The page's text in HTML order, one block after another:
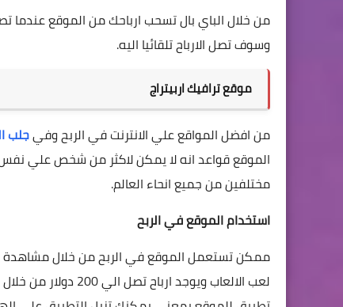
من خلال الباي بال تسحب ارباحك من الموقع
وسوف تصل الارباح تلقائيا اليه.
موقع ترافيك اربيتراج
من افضل المواقع علي الانترنت في الربح وفيجلب
الموقع قواعد انه لا يمكن لاكثر من شخص علي
مختلفين من جميع انحاء العالم.
استخدام الموقع في الربح
ممكن تستعمل الموقع في الربح من خلال مشاهدة
لعب الالعاب